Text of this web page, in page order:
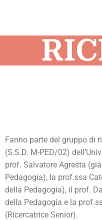
Fanno parte del gruppo di
(S.S.D. M-PED/02)
prof. Salvatore Agresta
Pedagogia), la prof.ssa
della Pedagogia), il prof.
della Pedagogia e la
(Ricercatrice Senior).